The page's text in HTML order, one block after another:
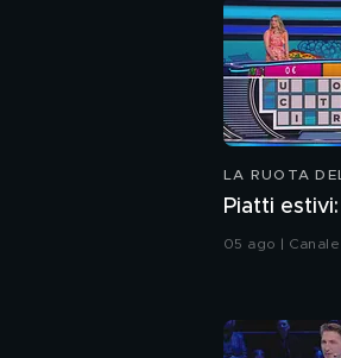
LA RUOTA
Piatti
05 ago | Canale